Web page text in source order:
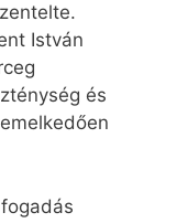
István
és